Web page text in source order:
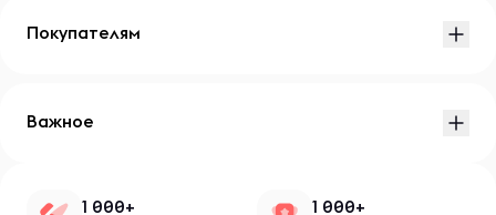
Покупателям
Важное
1 000+ 1 000+